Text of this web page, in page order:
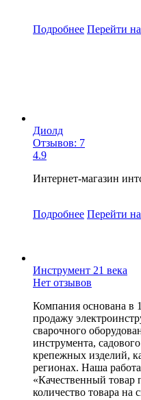
Подробнее Перейти
Диолд
Отзывов: 7
4.9
Интернет-магазин
Подробнее Перейти
Инструмент 21 века
Нет отзывов
Компания основана в
продажу
сварочного
инструмента,
крепежных изделий,
регионах. Наша
«Качественный
количество товара на